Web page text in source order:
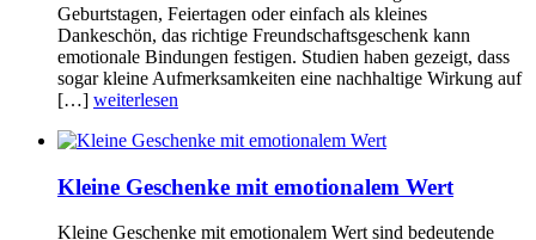
Geburtstagen, Feiertagen oder einfach als kleines
Dankeschön, das richtige Freundschaftsgeschenk kann
emotionale Bindungen festigen. Studien haben gezeigt, dass
sogar kleine Aufmerksamkeiten eine nachhaltige Wirkung auf
[…] weiterlesen
Kleine Geschenke mit emotionalem Wert
Kleine Geschenke mit emotionalem Wert sind bedeutende